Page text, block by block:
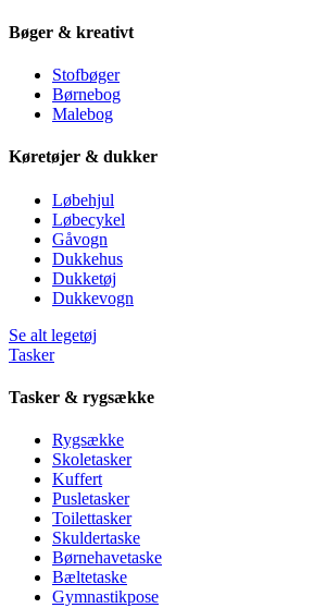
Bøger & kreativt
Stofbøger
Børnebog
Malebog
Køretøjer & dukker
Løbehjul
Løbecykel
Gåvogn
Dukkehus
Dukketøj
Dukkevogn
Se alt legetøj
Tasker
Tasker & rygsække
Rygsække
Skoletasker
Kuffert
Pusletasker
Toilettasker
Skuldertaske
Børnehavetaske
Bæltetaske
Gymnastikpose